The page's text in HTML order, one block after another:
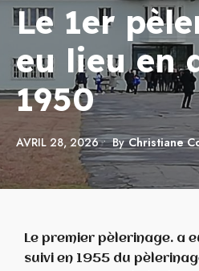
Le 1er
eu lieu en
1950
AVRIL 28, 2026 • By Christiane
Le premier pèlerinage. a
suivi en 1955 du